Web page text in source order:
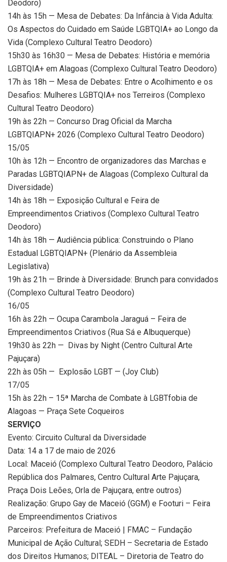
Deodoro)
14h às 15h — Mesa de Debates: Da Infância à Vida Adulta:
Os Aspectos do Cuidado em Saúde LGBTQIA+ ao Longo da
Vida (Complexo Cultural Teatro Deodoro)
15h30 às 16h30 — Mesa de Debates: História e memória
LGBTQIA+ em Alagoas (Complexo Cultural Teatro Deodoro)
17h às 18h — Mesa de Debates: Entre o Acolhimento e os
Desafios: Mulheres LGBTQIA+ nos Terreiros (Complexo
Cultural Teatro Deodoro)
19h às 22h — Concurso Drag Oficial da Marcha
LGBTQIAPN+ 2026 (Complexo Cultural Teatro Deodoro)
15/05
10h às 12h — Encontro de organizadores das Marchas e
Paradas LGBTQIAPN+ de Alagoas (Complexo Cultural da
Diversidade)
14h às 18h — Exposição Cultural e Feira de
Empreendimentos Criativos (Complexo Cultural Teatro
Deodoro)
14h às 18h — Audiência pública: Construindo o Plano
Estadual LGBTQIAPN+ (Plenário da Assembleia
Legislativa)
19h às 21h — Brinde à Diversidade: Brunch para convidados
(Complexo Cultural Teatro Deodoro)
16/05
16h às 22h — Ocupa Carambola Jaraguá – Feira de
Empreendimentos Criativos (Rua Sá e Albuquerque)
19h30 às 22h — Divas by Night (Centro Cultural Arte
Pajuçara)
22h às 05h — Explosão LGBT — (Joy Club)
17/05
15h às 22h – 15ª Marcha de Combate à LGBTfobia de
Alagoas — Praça Sete Coqueiros
SERVIÇO
Evento: Circuito Cultural da Diversidade
Data: 14 a 17 de maio de 2026
Local: Maceió (Complexo Cultural Teatro Deodoro, Palácio
República dos Palmares, Centro Cultural Arte Pajuçara,
Praça Dois Leões, Orla de Pajuçara, entre outros)
Realização: Grupo Gay de Maceió (GGM) e Footuri – Feira
de Empreendimentos Criativos
Parceiros: Prefeitura de Maceió | FMAC – Fundação
Municipal de Ação Cultural; SEDH – Secretaria de Estado
dos Direitos Humanos; DITEAL – Diretoria de Teatro do